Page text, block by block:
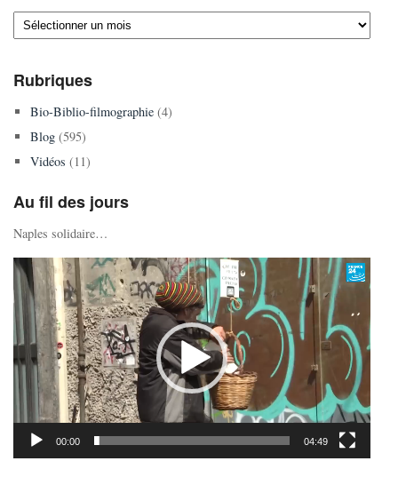
Archives
Rubriques
Bio-Biblio-filmographie(4)
Blog(595)
Vidéos (11)
Au fil des jours
Naples solidaire…
Lecteur
vidéo
00:00 04:49